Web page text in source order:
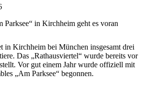
Parksee“ in Kirchheim geht es voran
Kirchheim bei München insgesamt drei
Das „Rathausviertel“ wurde bereits vor
Vor gut einem Jahr wurde offiziell mit
„Am Parksee“ begonnen.